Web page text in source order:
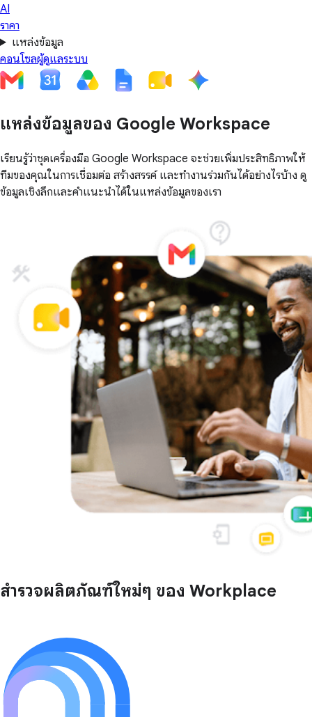
AI
ราคา
แหล่งข้อมูล
คอนโซลผู้ดูแลระบบ
แหล่งข้อมูลของ Google Workspace
เรียนรู้ว่าชุดเครื่องมือ Google Workspace จะช่วยเพิ่มประสิทธิภาพให้
ทีมของคุณในการเชื่อมต่อ สร้างสรรค์ และทำงานร่วมกันได้อย่างไรบ้าง ดู
ข้อมูลเชิงลึกและคำแนะนำได้ในแหล่งข้อมูลของเรา
สำรวจผลิตภัณฑ์ใหม่ๆ ของ Workplace